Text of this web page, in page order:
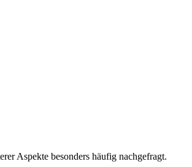
Aspekte besonders häufig nachgefragt.